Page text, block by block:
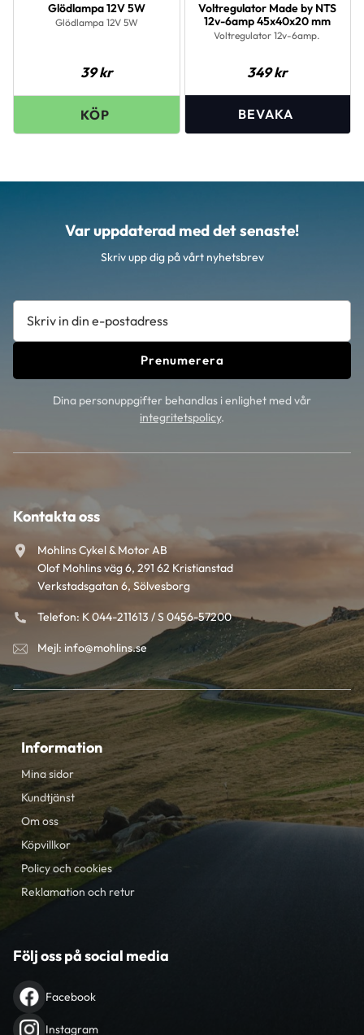
Glödlampa 12V 5W
Glödlampa 12V 5W
39kr
Voltregulator Made by NTS
12v-6amp 45x40x20 mm
Voltregulator 12v-6amp.
349kr
Var uppdaterad med det senaste!
Skriv upp dig på vårt nyhetsbrev
Prenumerera
Dina personuppgifter behandlas i enlighet med vår
integritetspolicy.
Kontakta oss
Mohlins Cykel & Motor AB
Olof Mohlins väg 6, 291 62 Kristianstad
Verkstadsgatan 6, Sölvesborg
Telefon: K 044-211613 / S 0456-57200
Mejl: info@mohlins.se
Information
Mina sidor
Kundtjänst
Om oss
Köpvillkor
Policy och cookies
Reklamation och retur
Följ oss på social media
Facebook
Instagram